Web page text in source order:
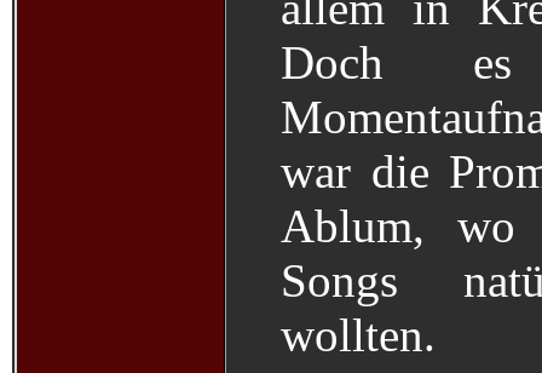
Doch
war die
Ablum, wo
Songs
wollten.